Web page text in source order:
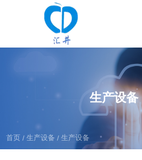
生产设备
首页 / 生产设备 / 生产设备